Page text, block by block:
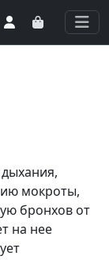
мокроты,
бронхов от
на нее